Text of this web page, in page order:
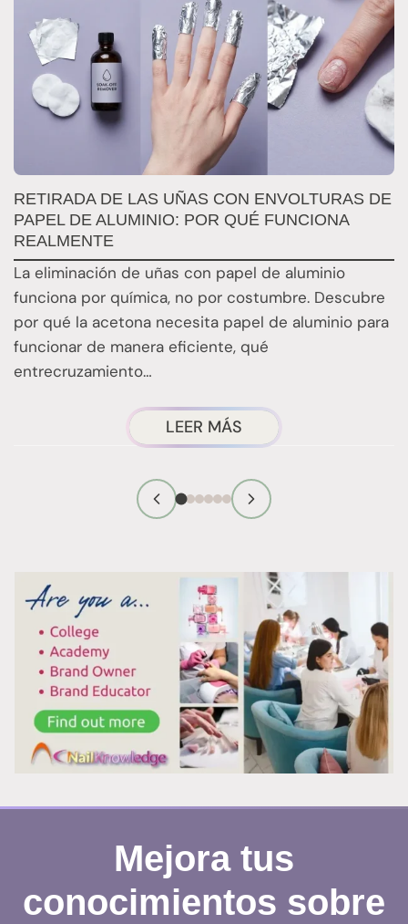
RETIRADA DE LAS UÑAS CON ENVOLTURAS DE
PAPEL DE ALUMINIO: POR QUÉ FUNCIONA
REALMENTE
La eliminación de uñas con papel de aluminio
funciona por química, no por costumbre. Descubre
por qué la acetona necesita papel de aluminio para
funcionar de manera eficiente, qué
entrecruzamiento…
LEER MÁS ACERCA
DE
LA
TÉCNICA
ESMALTE
CON
ENVOLTURAS
DE
PAPEL
DE
ALUMINIO:
FUNCIONA
REALMENTE
Mejora tus
conocimientos sobre